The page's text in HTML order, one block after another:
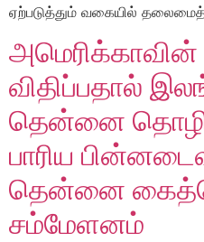
ஏற்படுத்தும் வகையில்
அமெரிக்காவின்
விதிப்பதால்
தென்னை
பாரிய
தென்னை
சம்மேளனம்